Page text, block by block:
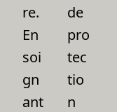
re.
En
soi
gn
ant
de
pro
tec
tio
n